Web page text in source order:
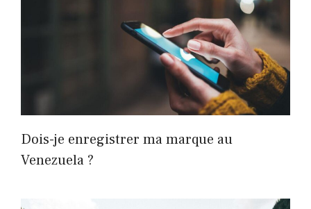
Dois-je enregistrer ma marque au
Venezuela ?